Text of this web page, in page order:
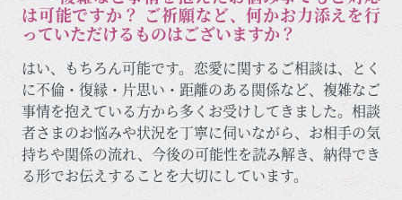
は可能ですか？ ご祈願など、何かお力添えを行
っていただけるものはございますか？
はい、もちろん可能です。恋愛に関するご相談は、とく
に不倫・復縁・片思い・距離のある関係など、複雑なご
事情を抱えている方から多くお受けしてきました。相談
者さまのお悩みや状況を丁寧に伺いながら、お相手の気
持ちや関係の流れ、今後の可能性を読み解き、納得でき
る形でお伝えすることを大切にしています。